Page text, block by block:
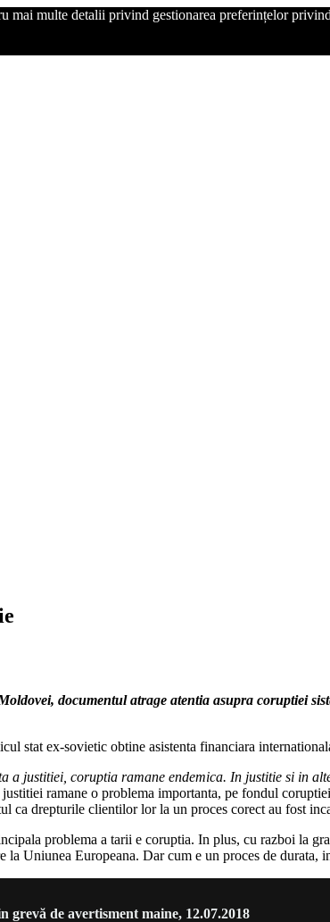
mai multe detalii privind gestionarea preferințelor
documentul atrage atentia asupra coruptiei
stat ex-sovietic obtine asistenta financiara
a justitiei, coruptia ramane endemica. In justitie si in
ramane o problema importanta, pe fondul
ca drepturile clientilor lor la un proces corect au fost
problema a tarii e coruptia. In plus, cu razboi la
Uniunea Europeana. Dar cum e un proces de durata,
de avertisment maine, 12.07.2018